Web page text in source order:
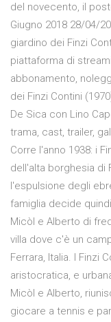
del novecento, il
Giugno 2018 28/04/
giardino dei Finzi
piattaforma di
abbonamento,
dei Finzi Contini
De Sica con Lino
trama, cast, trailer,
Corre l'anno 1938: i
dell'alta borghesia di
l'espulsione degli
famiglia decide
Micòl e Alberto di
villa dove c'è un
Ferrara, Italia. I Finzi
aristocratica, e
Micòl e Alberto,
giocare a tennis e